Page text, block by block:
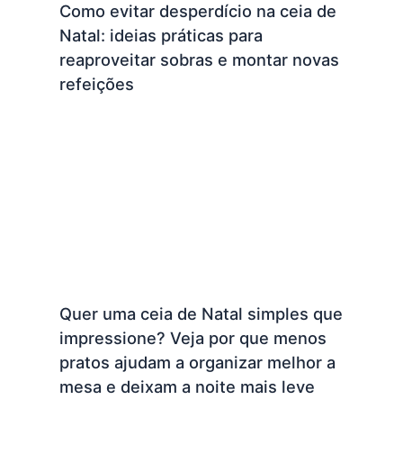
Como evitar desperdício na ceia de
Natal: ideias práticas para
reaproveitar sobras e montar novas
refeições
Quer uma ceia de Natal simples que
impressione? Veja por que menos
pratos ajudam a organizar melhor a
mesa e deixam a noite mais leve